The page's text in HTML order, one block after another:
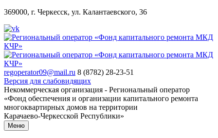
369000, г. Черкесск, ул. Калантаевского, 36
regoperator09@mail.ru 8 (8782) 28-23-51
Версия для слабовидящих
Некоммерческая организация - Региональный оператор
«Фонд обеспечения и организации капитального ремонта
многоквартирных домов на территории
Карачаево-Черкесской Республики»
Меню